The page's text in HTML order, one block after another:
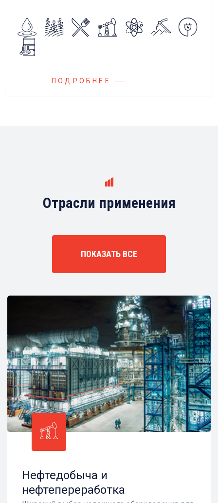
Блок управления Ареоматик совместим с
любыми насосами российских и
иностранных производителей.
ПОДРОБНЕЕ
Отрасли применения
ПОКАЗАТЬ ВСЕ
Нефтедобыча и
нефтепереработка